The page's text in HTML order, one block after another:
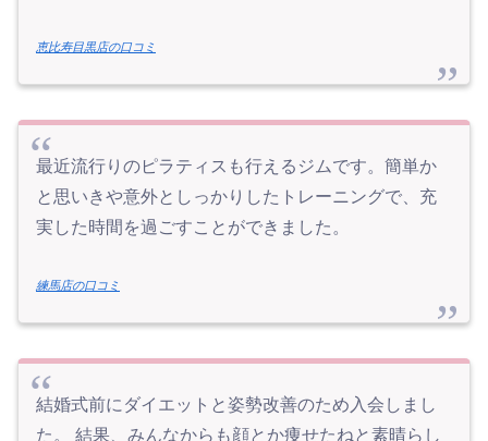
恵比寿目黒店の口コミ
最近流行りのピラティスも行えるジムです。簡単か
と思いきや意外としっかりしたトレーニングで、充
実した時間を過ごすことができました。
練馬店の口コミ
結婚式前にダイエットと姿勢改善のため入会しまし
た。 結果、みんなからも顔とか痩せたねと素晴らし